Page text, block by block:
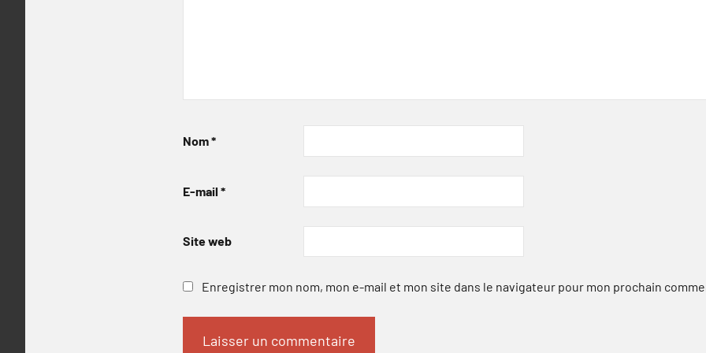
Nom*
E-mail *
Site web
Enregistrer mon nom, mon e-mail et mon site dans le navigateur pour mon prochain